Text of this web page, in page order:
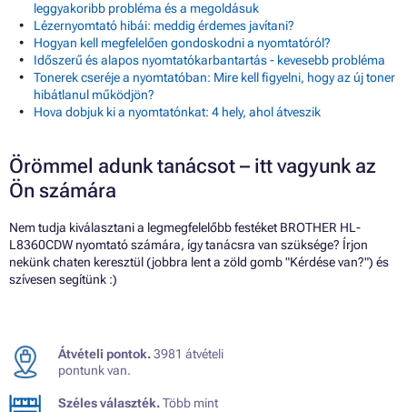
leggyakoribb probléma és a megoldásuk
Lézernyomtató hibái: meddig érdemes javítani?
Hogyan kell megfelelően gondoskodni a nyomtatóról?
Időszerű és alapos nyomtatókarbantartás - kevesebb probléma
Tonerek cseréje a nyomtatóban: Mire kell figyelni, hogy az új toner
hibátlanul működjön?
Hova dobjuk ki a nyomtatónkat: 4 hely, ahol átveszik
Örömmel adunk tanácsot – itt vagyunk az
Ön számára
Nem tudja kiválasztani a legmegfelelőbb festéket BROTHER HL-
L8360CDW nyomtató számára, így tanácsra van szüksége? Írjon
nekünk chaten keresztül (jobbra lent a zöld gomb "Kérdése van?") és
szívesen segítünk :)
Átvételi pontok.3981 átvételi
pontunk van.
Széles választék.Több mint